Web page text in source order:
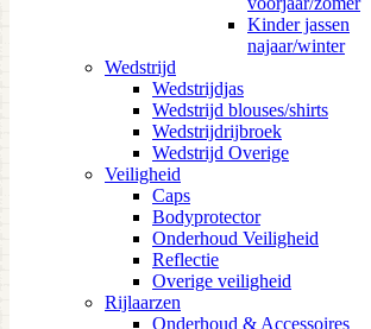
Kinder jassen
najaar/winter
Wedstrijd
Wedstrijdjas
Wedstrijd blouses/shirts
Wedstrijdrijbroek
Wedstrijd Overige
Veiligheid
Caps
Bodyprotector
Onderhoud Veiligheid
Reflectie
Overige veiligheid
Rijlaarzen
Onderhoud & Accessoires